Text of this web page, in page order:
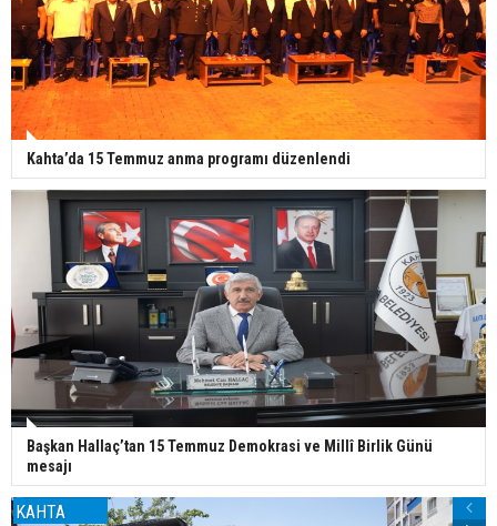
Kahta’da 15 Temmuz anma programı düzenlendi
Başkan Hallaç’tan 15 Temmuz Demokrasi ve Millî Birlik Günü
mesajı
KAHTA